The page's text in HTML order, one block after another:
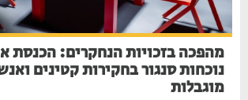
מהפכה בזכויות הנחקרים: הכנסת
נוכחות סנגור בחקירות קטינים
מוגבלות